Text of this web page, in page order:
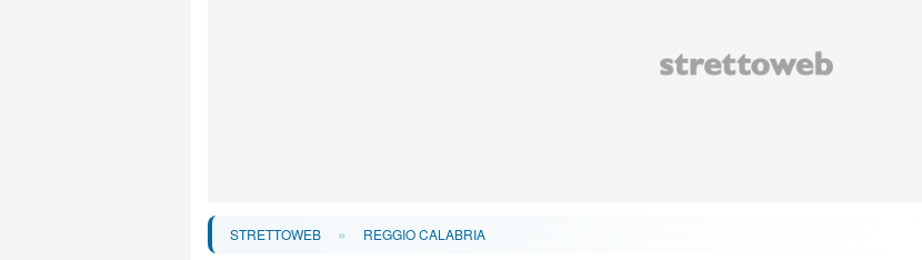
STRETTOWEB » REGGIO CALABRIA